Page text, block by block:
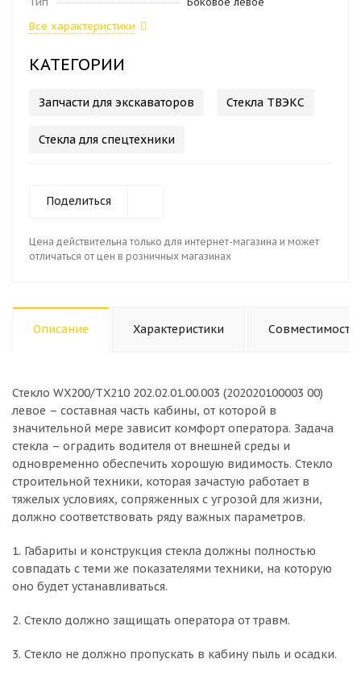
Все характеристики
КАТЕГОРИИ
Запчасти для экскаваторов Стекла ТВЭКС
Стекла для спецтехники
Поделиться
Цена действительна только для интернет-магазина и может
отличаться от цен в розничных магазинах
Описание Характеристики Совместимость
Стекло WX200/TX210 202.02.01.00.003 (202020100003 00)
левое – составная часть кабины, от которой в
значительной мере зависит комфорт оператора. Задача
стекла – оградить водителя от внешней среды и
одновременно обеспечить хорошую видимость. Стекло
строительной техники, которая зачастую работает в
тяжелых условиях, сопряженных с угрозой для жизни,
должно соответствовать ряду важных параметров.
1. Габариты и конструкция стекла должны полностью
совпадать с теми же показателями техники, на которую
оно будет устанавливаться.
2. Стекло должно защищать оператора от травм.
3. Стекло не должно пропускать в кабину пыль и осадки.